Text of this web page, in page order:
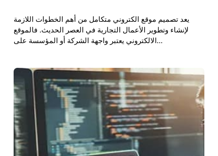
يعد تصميم موقع الكتروني متكامل من أهم الخطوات اللازمة
لإنشاء وتطوير الأعمال التجارية في العصر الحديث. فالموقع
الالكتروني يعتبر واجهة الشركة أو المؤسسة على…